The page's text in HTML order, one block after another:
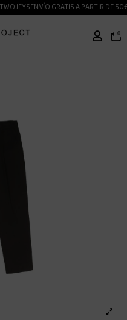
ENVÍO GRATIS A PARTIR DE 50€
0